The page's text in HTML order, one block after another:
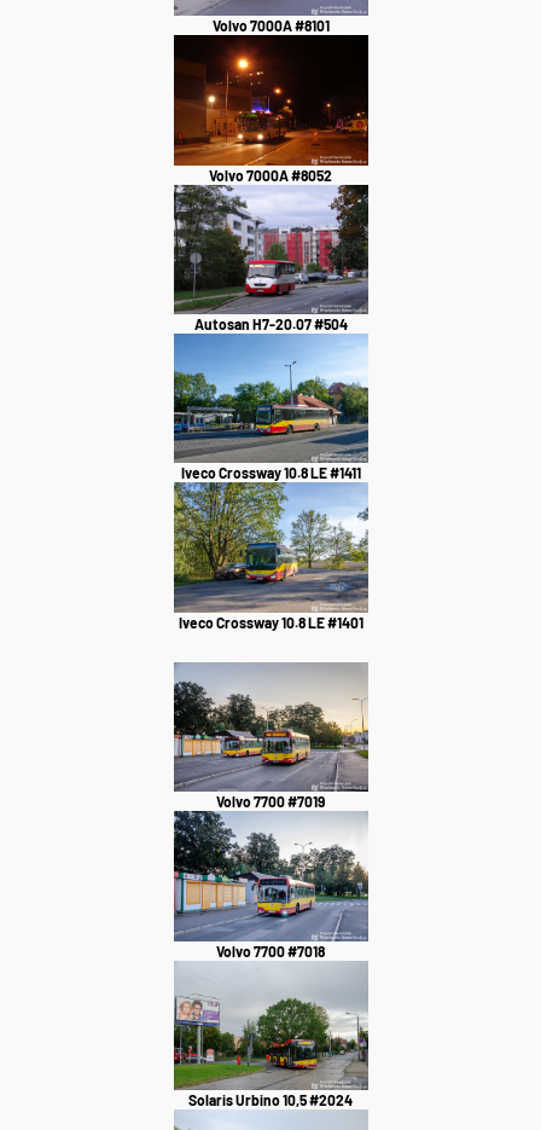
Volvo 7000A #8101
Volvo 7000A #8052
Autosan H7-20.07 #504
Iveco Crossway 10.8 LE #1411
Iveco Crossway 10.8 LE #1401
Volvo 7700 #7019
Volvo 7700 #7018
Solaris Urbino 10,5 #2024